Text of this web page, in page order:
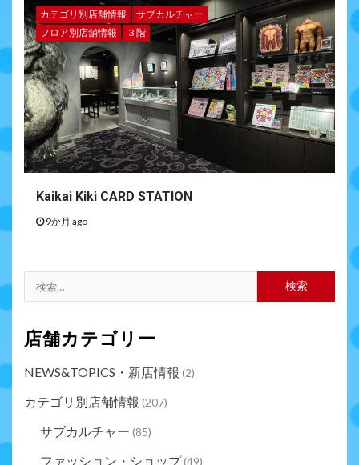
カテゴリ別店舗情報
サブカルチャー
フロア別店舗情報
３階
Kaikai Kiki CARD STATION
9か月 ago
店舗カテゴリー
NEWS&TOPICS・新店情報 (2)
カテゴリ別店舗情報 (207)
サブカルチャー (85)
ファッション・ショップ(49)